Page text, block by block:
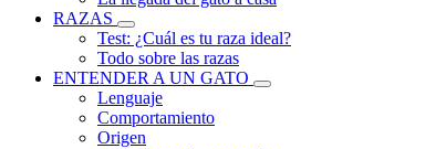
RAZAS
Test: ¿Cuál es tu raza ideal?
Todo sobre las razas
ENTENDER A UN GATO
Lenguaje
Comportamiento
Origen